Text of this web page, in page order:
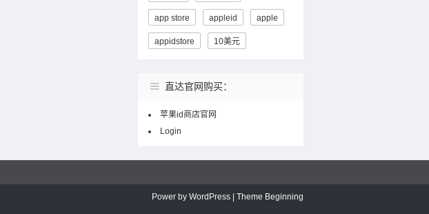
app store appleid apple
appidstore 10美元
直达官网购买：
苹果id商店官网
Login
Power by WordPress | Theme Beginning